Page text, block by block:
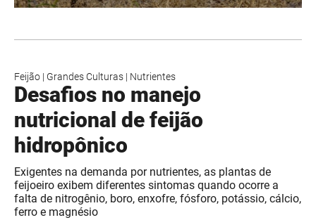
Feijão | Grandes Culturas | Nutrientes
Desafios no manejo
nutricional de feijão
hidropônico
Exigentes na demanda por nutrientes, as plantas de
feijoeiro exibem diferentes sintomas quando ocorre a
falta de nitrogênio, boro, enxofre, fósforo, potássio, cálcio,
ferro e magnésio